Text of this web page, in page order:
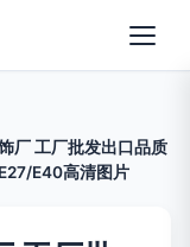
厂 工厂批发出口品质
E40高清图片